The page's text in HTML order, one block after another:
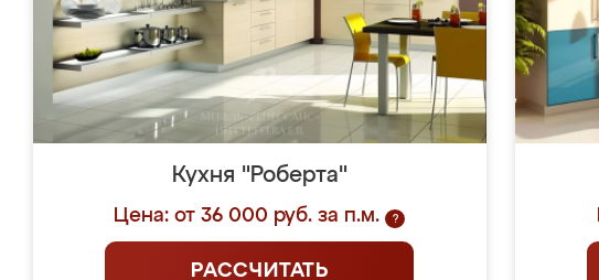
Кухня "Роберта"
Цена: от 36 000 руб. за п.м. ?
РАССЧИТАТЬ